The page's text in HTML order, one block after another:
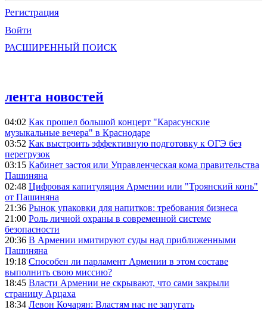
Регистрация
Войти
РАСШИРЕННЫЙ ПОИСК
лента новостей
04:02 Как прошел большой концерт "Карасунские
музыкальные вечера" в Краснодаре
03:52 Как выстроить эффективную подготовку к ОГЭ без
перегрузок
03:15 Кабинет застоя или Управленческая кома правительства
Пашиняна
02:48 Цифровая капитуляция Армении или "Троянский конь"
от Пашиняна
21:36 Рынок упаковки для напитков: требования бизнеса
21:00 Роль личной охраны в современной системе
безопасности
20:36 В Армении имитируют суды над приближенными
Пашиняна
19:18 Способен ли парламент Армении в этом составе
выполнить свою миссию?
18:45 Власти Армении не скрывают, что сами закрыли
страницу Арцаха
18:34 Левон Кочарян: Властям нас не запугать